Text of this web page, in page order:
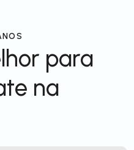
para
na